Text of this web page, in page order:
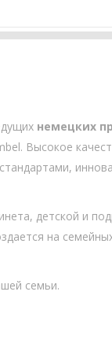
немецких
Высокое
детской и
на
семьи.